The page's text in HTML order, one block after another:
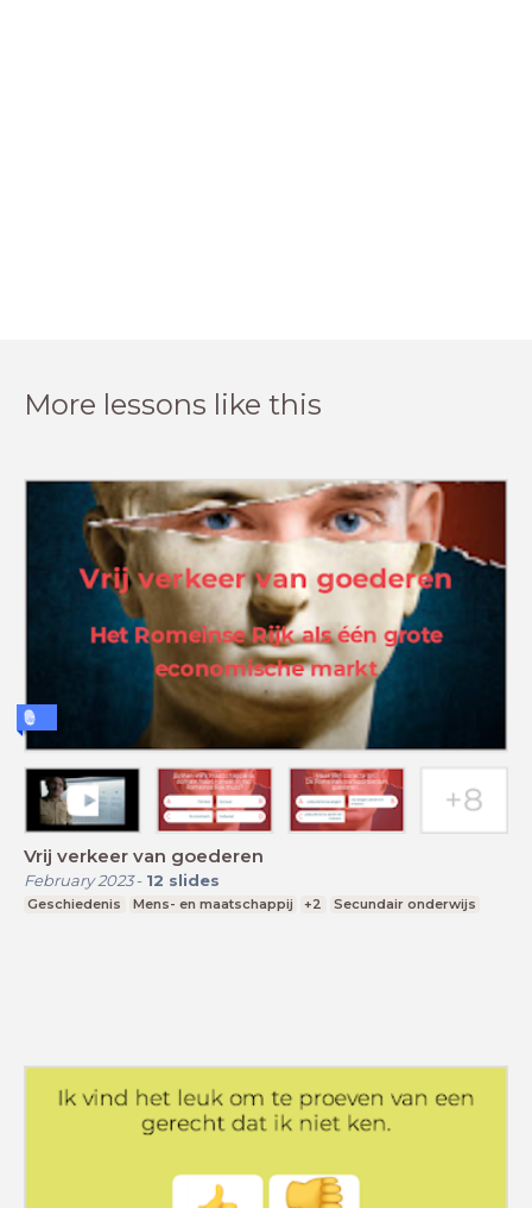
More lessons like this
Vrij verkeer van goederen
February 2023- 12 slides
Geschiedenis Mens- en maatschappij +2 Secundair onderwijs